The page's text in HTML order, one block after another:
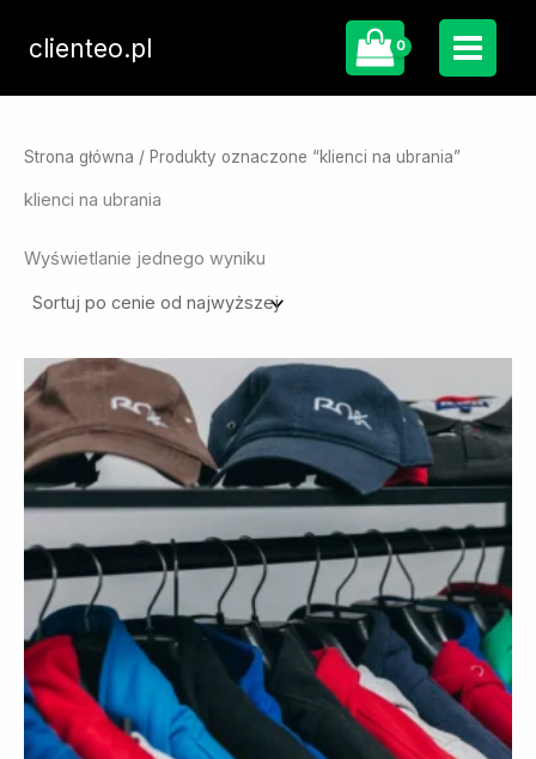
clienteo.pl
Strona główna / Produkty oznaczone “klienci na ubrania”
klienci na ubrania
Wyświetlanie jednego wyniku